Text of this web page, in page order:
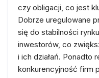
czy obligacji, co jest
Dobrze uregulowane
się do stabilności
inwestorów, co
i ich działań. Ponadto
konkurencyjność firm